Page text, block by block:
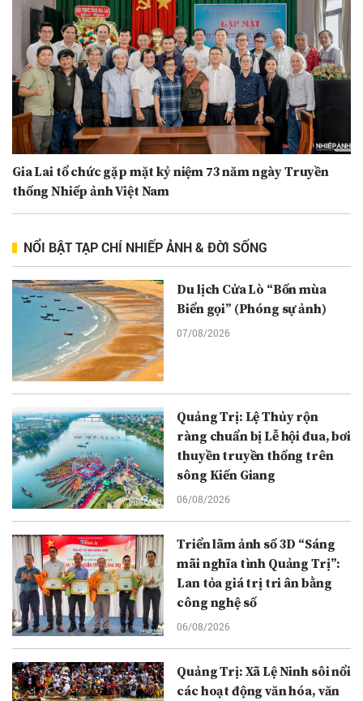
Gia Lai tổ chức gặp mặt kỷ niệm 73 năm ngày Truyền
thống Nhiếp ảnh Việt Nam
NỔI BẬT TẠP CHÍ NHIẾP ẢNH & ĐỜI SỐNG
Du lịch Cửa Lò “Bốn mùa
Biển gọi” (Phóng sự ảnh)
07/08/2026
Quảng Trị: Lệ Thủy rộn
ràng chuẩn bị Lễ hội đua, bơi
thuyền truyền thống trên
sông Kiến Giang
06/08/2026
Triển lãm ảnh số 3D “Sáng
mãi nghĩa tình Quảng Trị”:
Lan tỏa giá trị tri ân bằng
công nghệ số
06/08/2026
Quảng Trị: Xã Lệ Ninh sôi nổi
các hoạt động văn hóa, văn